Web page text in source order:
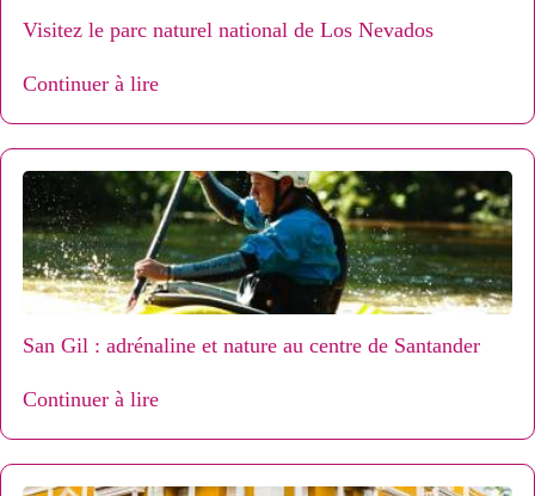
Visitez le parc naturel national de Los Nevados
Continuer à lire
San Gil : adrénaline et nature au centre de Santander
Continuer à lire